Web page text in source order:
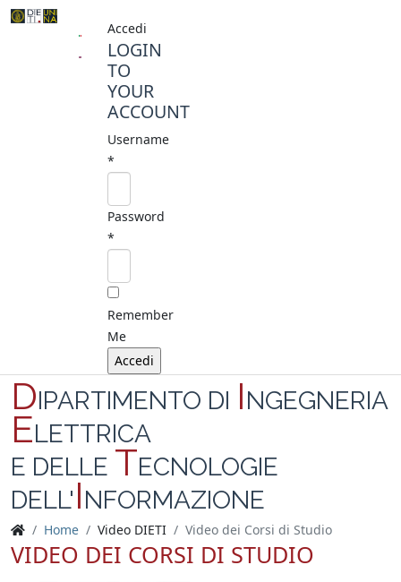
Accedi
LOGIN
TO
YOUR
ACCOUNT
Username
*
Password
*
Remember
Me
DIPARTIMENTO DI INGEGNERIA
ELETTRICA
E DELLE TECNOLOGIE
DELL'INFORMAZIONE
Home Video DIETI Video dei Corsi di Studio
VIDEO DEI CORSI DI STUDIO